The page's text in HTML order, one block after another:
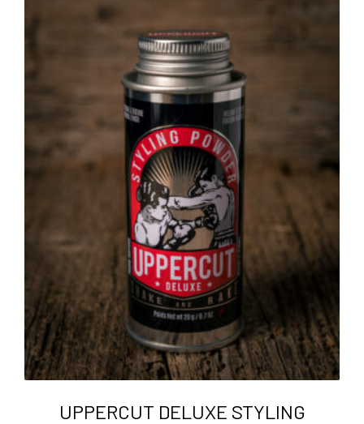
UPPERCUT DELUXE STYLING